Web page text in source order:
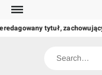
Skip
content
tytuł,
Search